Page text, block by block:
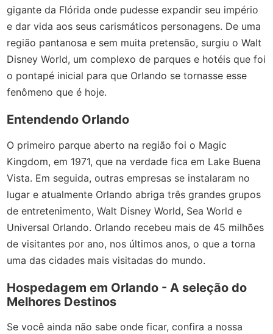
gigante da Flórida onde pudesse expandir seu império
e dar vida aos seus carismáticos personagens. De uma
região pantanosa e sem muita pretensão, surgiu o Walt
Disney World, um complexo de parques e hotéis que foi
o pontapé inicial para que Orlando se tornasse esse
fenômeno que é hoje.
Entendendo Orlando
O primeiro parque aberto na região foi o Magic
Kingdom, em 1971, que na verdade fica em Lake Buena
Vista. Em seguida, outras empresas se instalaram no
lugar e atualmente Orlando abriga três grandes grupos
de entretenimento, Walt Disney World, Sea World e
Universal Orlando. Orlando recebeu mais de 45 milhões
de visitantes por ano, nos últimos anos, o que a torna
uma das cidades mais visitadas do mundo.
Hospedagem em Orlando - A seleção do
Melhores Destinos
Se você ainda não sabe onde ficar, confira a nossa